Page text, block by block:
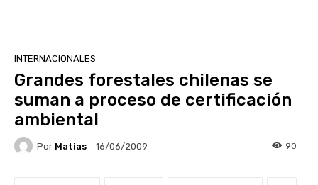
INTERNACIONALES
Grandes forestales chilenas se
suman a proceso de certificación
ambiental
Por Matias 16/06/2009 90